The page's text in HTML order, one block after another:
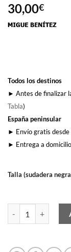
30,00€
Todos los destinos
► Antes de finalizar
Tabla)
España peninsular
► Envío gratis
► Entrega a
Talla (sudadera
Matajare Athletic